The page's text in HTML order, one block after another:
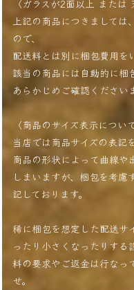
〈ガラスが2面以上 または
上記の商品につきましては
ので、
配送料とは別に梱包費用を
該当の商品には自動的に梱
あらかじめご確認ください
〈商品のサイズ表示について
当店では商品サイズの表記
商品の形状によって曲線や
しまいますが、梱包を考慮
記しております。
稀に梱包を想定した配送サ
ったり小さくなったりする
料の要求やご返金は行なっ
せ。